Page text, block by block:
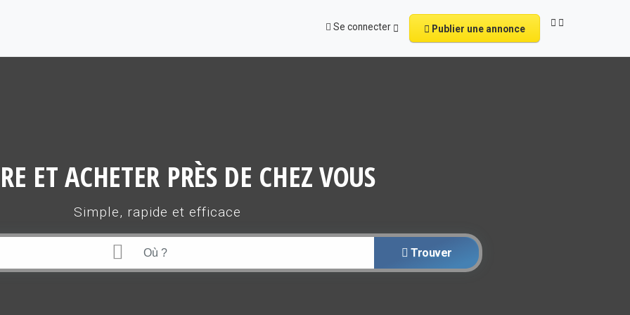
Se connecter Publier une annonce
ET ACHETER PRÈS DE CHEZ VOUS
Simple, rapide et efficace
Trouver